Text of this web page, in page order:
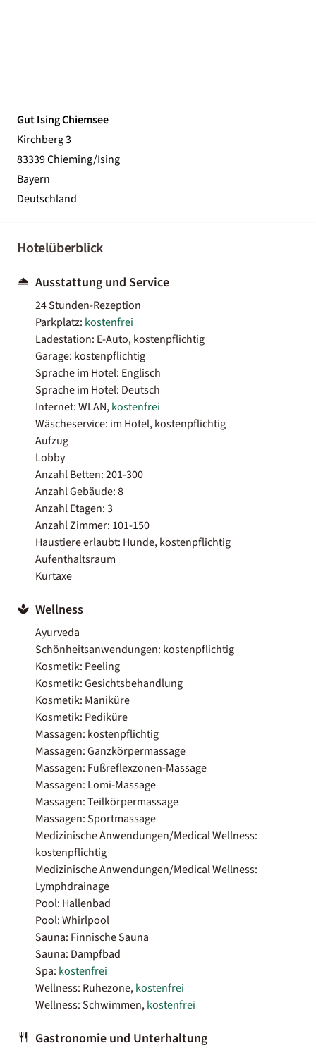
Gut Ising Chiemsee
Kirchberg 3
83339 Chieming/Ising
Bayern
Deutschland
Hotelüberblick
Ausstattung und Service
24 Stunden-Rezeption
Parkplatz: kostenfrei
Ladestation: E-Auto, kostenpflichtig
Garage: kostenpflichtig
Sprache im Hotel: Englisch
Sprache im Hotel: Deutsch
Internet: WLAN,kostenfrei
Wäscheservice: im Hotel, kostenpflichtig
Aufzug
Lobby
Anzahl Betten: 201-300
Anzahl Gebäude: 8
Anzahl Etagen: 3
Anzahl Zimmer: 101-150
Haustiere erlaubt: Hunde, kostenpflichtig
Aufenthaltsraum
Kurtaxe
Wellness
Ayurveda
Schönheitsanwendungen: kostenpflichtig
Kosmetik: Peeling
Kosmetik: Gesichtsbehandlung
Kosmetik: Maniküre
Kosmetik: Pediküre
Massagen: kostenpflichtig
Massagen: Ganzkörpermassage
Massagen: Fußreflexzonen-Massage
Massagen: Lomi-Massage
Massagen: Teilkörpermassage
Massagen: Sportmassage
Medizinische Anwendungen/Medical Wellness:
kostenpflichtig
Medizinische Anwendungen/Medical Wellness:
Lymphdrainage
Pool: Hallenbad
Pool: Whirlpool
Sauna: Finnische Sauna
Sauna: Dampfbad
Spa: kostenfrei
Wellness: Ruhezone,kostenfrei
Wellness: Schwimmen,kostenfrei
Gastronomie und Unterhaltung